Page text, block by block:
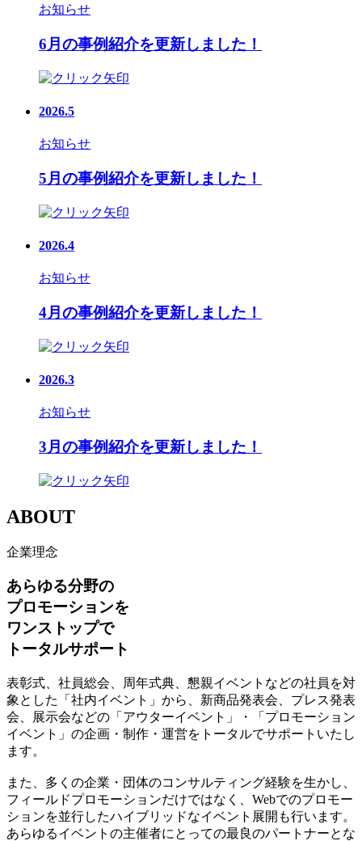
お知らせ
6月の事例紹介を更新しました！
2026.5
お知らせ
5月の事例紹介を更新しました！
2026.4
お知らせ
4月の事例紹介を更新しました！
2026.3
お知らせ
3月の事例紹介を更新しました！
ABOUT
企業理念
あらゆる分野の
プロモーションを
ワンストップで
トータルサポート
表彰式、社員総会、周年式典、懇親イベントなどの社員を対
象とした「社内イベント」から、新商品発表会、プレス発表
会、展示会などの「アウターイベント」・「プロモーション
イベント」の企画・制作・運営をトータルでサポートいたし
ます。
また、多くの企業・団体のコンサルティング経験を生かし、
フィールドプロモーションだけではなく、Webでのプロモー
ションを並行したハイブリッドなイベント展開も行います。
あらゆるイベントの主催者にとっての最良のパートナーとな